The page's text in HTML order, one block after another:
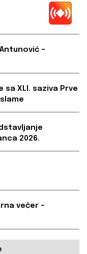
–
XLI. saziva Prve
2026.
večer –